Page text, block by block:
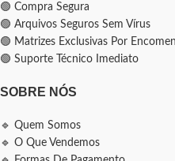
🟢 Compra Segura
🟢 Arquivos Seguros Sem Vírus
🟢 Matrizes Exclusivas Por
🟢 Suporte Técnico Imediato
SOBRE NÓS
🔹 Quem Somos
🔹 O Que Vendemos